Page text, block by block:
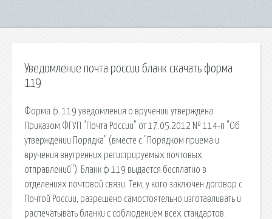
Уведомление почта россии бланк скачать форма
119
Форма ф. 119 уведомления о вручении утверждена
Приказом ФГУП "Почта России" от 17.05.2012 № 114-п "Об
утверждении Порядка" (вместе с "Порядком приема и
вручения внутренних регистрируемых почтовых
отправлений"). Бланк ф 119 выдается бесплатно в
отделениях почтовой связи. Тем, у кого заключен договор с
Почтой России, разрешено самостоятельно изготавливать и
распечатывать бланки с соблюдением всех стандартов.